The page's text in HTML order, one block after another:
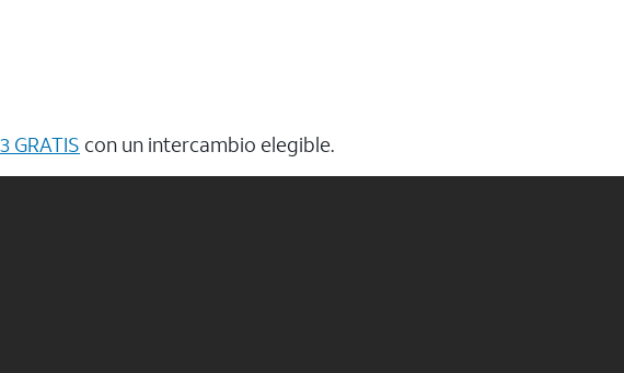
GRATIS con un intercambio elegible.